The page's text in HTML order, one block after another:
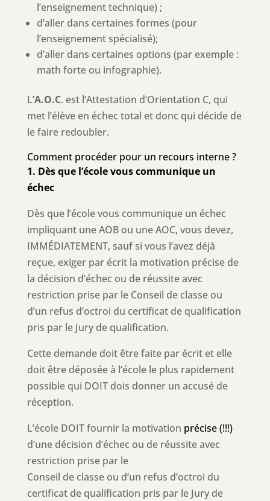
l’enseignement technique) ;
d’aller dans certaines formes (pour
l’enseignement spécialisé);
d’aller dans certaines options (par exemple :
math forte ou infographie).
L’A.O.C. est l’Attestation d’Orientation C, qui
met l’élève en échec total et donc qui décide de
le faire redoubler.
Comment procéder pour un recours interne ?
1. Dès que l’école vous communique un
échec
Dès que l’école vous communique un échec
impliquant une AOB ou une AOC, vous devez,
IMMÉDIATEMENT, sauf si vous l’avez déjà
reçue, exiger par écrit la motivation précise de
la décision d’échec ou de réussite avec
restriction prise par le Conseil de classe ou
d’un refus d’octroi du certificat de qualification
pris par le Jury de qualification.
Cette demande doit être faite par écrit et elle
doit être déposée à l’école le plus rapidement
possible qui DOIT dois donner un accusé de
réception.
L’école DOIT fournir la motivation précise (!!!)
d’une décision d’échec ou de réussite avec
restriction prise par le
Conseil de classe ou d’un refus d’octroi du
certificat de qualification pris par le Jury de